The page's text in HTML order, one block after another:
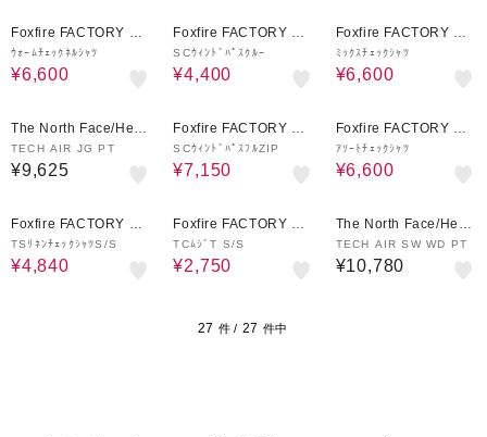
Foxfire FACTORY OU
TLET
ｳｫｰﾑﾁｪｯｸﾈﾙｼｬﾂ
¥6,600
Foxfire FACTORY OU
TLET
SCｳｨﾝﾄﾞﾊﾟｽｸﾙｰ
¥4,400
Foxfire FACTORY OU
TLET
ﾐｯｸｽﾁｪｯｸｼｬﾂ
¥6,600
The North Face/Helly
Hansen
TECH AIR JG PT
¥9,625
Foxfire FACTORY OU
TLET
SCｳｨﾝﾄﾞﾊﾟｽﾌﾙZIP
¥7,150
Foxfire FACTORY OU
TLET
ｱｿｰﾄﾁｪｯｸｼｬﾂ
¥6,600
Foxfire FACTORY OU
TLET
TSﾘﾈﾝﾁｪｯｸｼｬﾂS/S
¥4,840
Foxfire FACTORY OU
TLET
TCﾑｼﾞT S/S
¥2,750
The North Face/Helly
Hansen
TECH AIR SW WD PT
¥10,780
27 件 / 27 件中